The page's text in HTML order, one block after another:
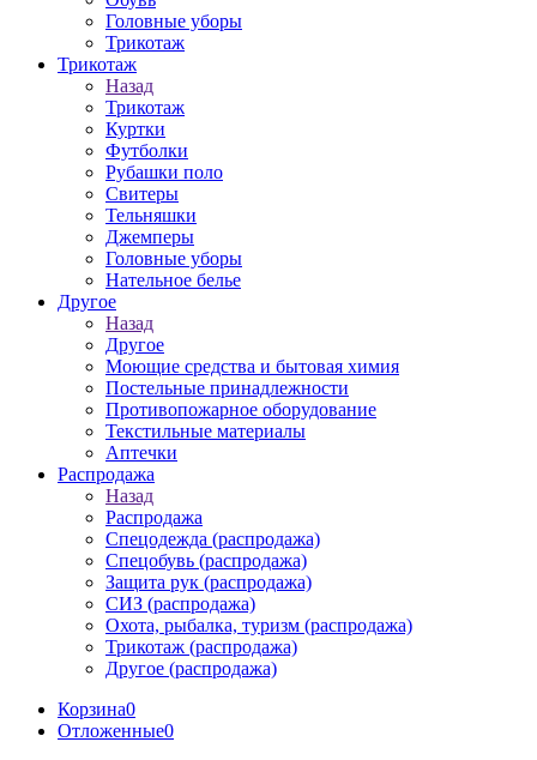
Головные уборы
Трикотаж
Трикотаж
Назад
Трикотаж
Куртки
Футболки
Рубашки поло
Свитеры
Тельняшки
Джемперы
Головные уборы
Нательное белье
Другое
Назад
Другое
Моющие средства и бытовая химия
Постельные принадлежности
Противопожарное оборудование
Текстильные материалы
Аптечки
Распродажа
Назад
Распродажа
Спецодежда (распродажа)
Спецобувь (распродажа)
Защита рук (распродажа)
СИЗ (распродажа)
Охота, рыбалка, туризм (распродажа)
Трикотаж (распродажа)
Другое (распродажа)
Корзина0
Отложенные0